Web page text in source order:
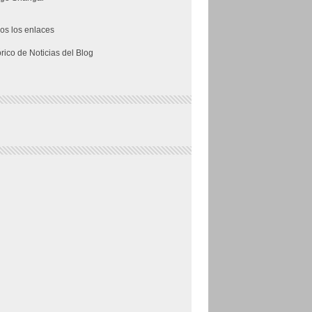
los enlaces
de Noticias del Blog